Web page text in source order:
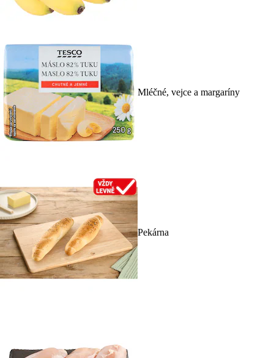
Mléčné, vejce a margaríny
Pekárna